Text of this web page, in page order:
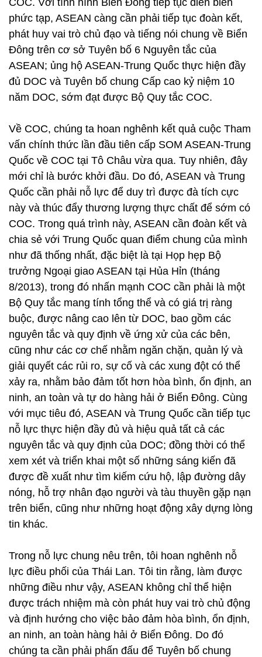
COC. Với tình hình Biển Đông tiếp tục diễn biến
phức tạp, ASEAN càng cần phải tiếp tục đoàn kết,
phát huy vai trò chủ đạo và tiếng nói chung về Biển
Đông trên cơ sở Tuyên bố 6 Nguyên tắc của
ASEAN; ủng hộ ASEAN-Trung Quốc thực hiện đầy
đủ DOC và Tuyên bố chung Cấp cao kỷ niệm 10
năm DOC, sớm đạt được Bộ Quy tắc COC.
Về COC, chúng ta hoan nghênh kết quả cuộc Tham
vấn chính thức lần đầu tiên cấp SOM ASEAN-Trung
Quốc về COC tại Tô Châu vừa qua. Tuy nhiên, đây
mới chỉ là bước khởi đầu. Do đó, ASEAN và Trung
Quốc cần phải nỗ lực để duy trì được đà tích cực
này và thúc đẩy thương lượng thực chất để sớm có
COC. Trong quá trình này, ASEAN cần đoàn kết và
chia sẻ với Trung Quốc quan điểm chung của mình
như đã thống nhất, đặc biệt là tại Họp hẹp Bộ
trưởng Ngoại giao ASEAN tại Hủa Hỉn (tháng
8/2013), trong đó nhấn mạnh COC cần phải là một
Bộ Quy tắc mang tính tổng thể và có giá trị ràng
buộc, được nâng cao lên từ DOC, bao gồm các
nguyên tắc và quy định về ứng xử của các bên,
cũng như các cơ chế nhằm ngăn chặn, quản lý và
giải quyết các rủi ro, sự cố và các xung đột có thể
xảy ra, nhằm bảo đảm tốt hơn hòa bình, ổn định, an
ninh, an toàn và tự do hàng hải ở Biển Đông. Cùng
với mục tiêu đó, ASEAN và Trung Quốc cần tiếp tục
nỗ lực thực hiện đầy đủ và hiệu quả tất cả các
nguyên tắc và quy định của DOC; đồng thời có thể
xem xét và triển khai một số những sáng kiến đã
được đề xuất như tìm kiếm cứu hộ, lập đường dây
nóng, hỗ trợ nhân đạo người và tàu thuyền gặp nạn
trên biển, cũng như những hoạt động xây dựng lòng
tin khác.
Trong nỗ lực chung nêu trên, tôi hoan nghênh nỗ
lực điều phối của Thái Lan. Tôi tin rằng, làm được
những điều như vậy, ASEAN không chỉ thể hiện
được trách nhiệm mà còn phát huy vai trò chủ động
và định hướng cho việc bảo đảm hòa bình, ổn định,
an ninh, an toàn hàng hải ở Biển Đông. Do đó
chúng ta cần phải phấn đấu để Tuyên bố chung